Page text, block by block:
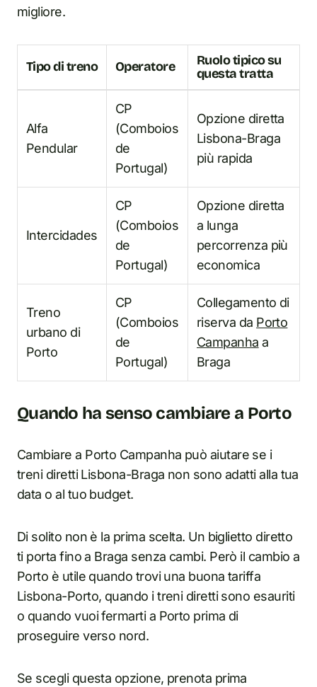
migliore.
Tipo di treno Operatore
Ruolo tipico su
questa tratta
Alfa
Pendular
CP
(Comboios
de
Portugal)
Opzione diretta
Lisbona-Braga
più rapida
Intercidades
CP
(Comboios
de
Portugal)
Opzione diretta
a lunga
percorrenza più
economica
Treno
urbano di
Porto
CP
(Comboios
de
Portugal)
Collegamento di
riserva da Porto
Campanha a
Braga
Quando ha senso cambiare a Porto
Cambiare a Porto Campanha può aiutare se i
treni diretti Lisbona-Braga non sono adatti alla tua
data o al tuo budget.
Di solito non è la prima scelta. Un biglietto diretto
ti porta fino a Braga senza cambi. Però il cambio a
Porto è utile quando trovi una buona tariffa
Lisbona-Porto, quando i treni diretti sono esauriti
o quando vuoi fermarti a Porto prima di
proseguire verso nord.
Se scegli questa opzione, prenota prima